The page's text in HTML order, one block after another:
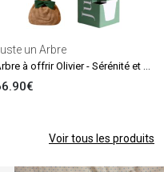
un Arbre
Voir tous les produits